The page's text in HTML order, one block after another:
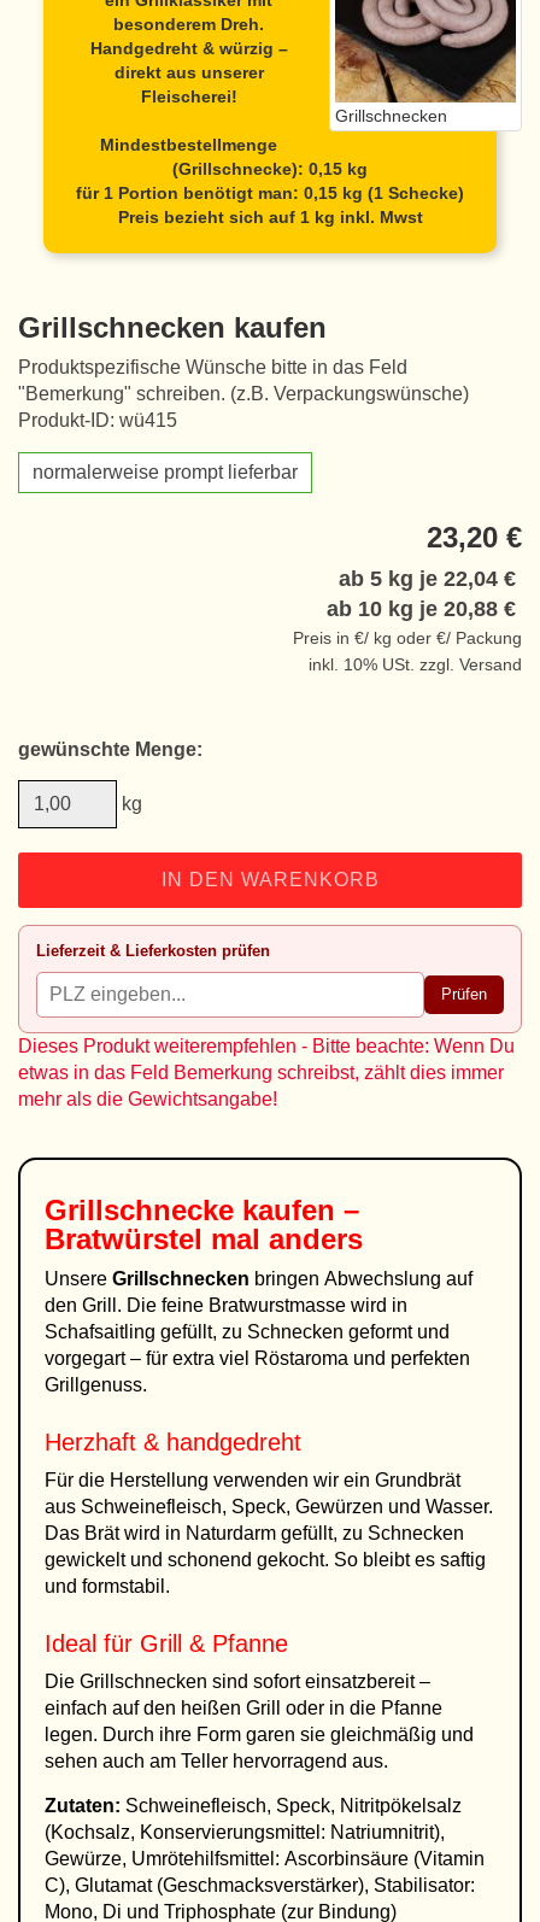
Grillschnecken
besonderem Dreh.
Handgedreht & würzig –
direkt aus unserer
Fleischerei!
Mindestbestellmenge
(Grillschnecke): 0,15 kg
für 1 Portion benötigt man: 0,15 kg (1 Schecke)
Preis bezieht sich auf 1 kg inkl. Mwst
Grillschnecken kaufen
Produktspezifische Wünsche bitte in das Feld
"Bemerkung" schreiben. (z.B. Verpackungswünsche)
Produkt-ID: wü415
normalerweise prompt lieferbar
23,20 €
ab 5 kg je 22,04 €
ab 10 kg je 20,88 €
Preis in €/ kg oder €/ Packung
inkl. 10% USt. zzgl. Versand
gewünschte Menge:
kg
IN DEN WARENKORB
Lieferzeit & Lieferkosten prüfen
Prüfen
Dieses Produkt weiterempfehlen - Bitte beachte: Wenn Du
etwas in das Feld Bemerkung schreibst, zählt dies immer
mehr als die Gewichtsangabe!
Grillschnecke kaufen –
Bratwürstel mal anders
Unsere Grillschnecken bringen Abwechslung auf
den Grill. Die feine Bratwurstmasse wird in
Schafsaitling gefüllt, zu Schnecken geformt und
vorgegart – für extra viel Röstaroma und perfekten
Grillgenuss.
Herzhaft & handgedreht
Für die Herstellung verwenden wir ein Grundbrät
aus Schweinefleisch, Speck, Gewürzen und Wasser.
Das Brät wird in Naturdarm gefüllt, zu Schnecken
gewickelt und schonend gekocht. So bleibt es saftig
und formstabil.
Ideal für Grill & Pfanne
Die Grillschnecken sind sofort einsatzbereit –
einfach auf den heißen Grill oder in die Pfanne
legen. Durch ihre Form garen sie gleichmäßig und
sehen auch am Teller hervorragend aus.
Zutaten: Schweinefleisch, Speck, Nitritpökelsalz
(Kochsalz, Konservierungsmittel: Natriumnitrit),
Gewürze, Umrötehilfsmittel: Ascorbinsäure (Vitamin
C), Glutamat (Geschmacksverstärker), Stabilisator:
Mono, Di und Triphosphate (zur Bindung)